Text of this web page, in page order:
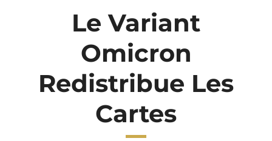
SUIVI KIT POSTAL
Le Variant
Omicron
Redistribue Les
Cartes